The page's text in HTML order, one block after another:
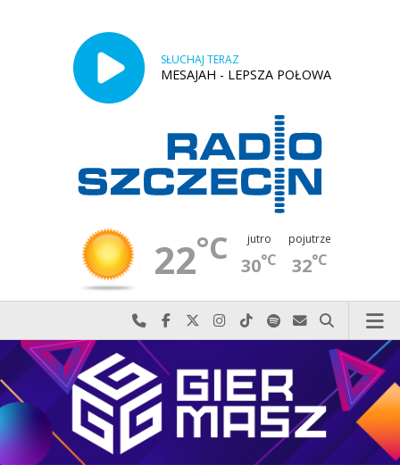
SŁUCHAJ TERAZ
MESAJAH - LEPSZA POŁOWA
22°C jutro
30°C
pojutrze
32°C
Najlepiej po prostu do nas zadzwoń
Odwiedź nas na Facebook-u
Odwiedź nas na X
Odwiedź nas na Instagram-ie
Odwiedź nas na TikTok-u
Szukaj nas na Spotify
Wyślij do nas
Szukaj